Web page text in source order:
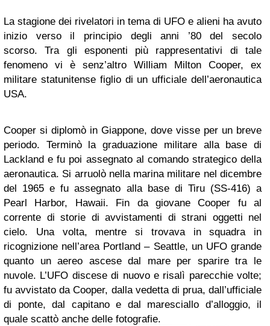
La stagione dei rivelatori in tema di UFO e alieni ha avuto
inizio verso il principio degli anni ’80 del secolo
scorso.Tra gli esponenti più rappresentativi di tale
fenomeno vi è senz’altro William Milton Cooper, ex
militare statunitensefiglio di un ufficiale dell’aeronautica
USA.
Cooper si diplomò in Giappone, dove visse per un breve
periodo. Terminò la graduazione militare alla base di
Lackland e fu poi assegnato al comando strategico della
aeronautica. Si arruolò nella marina militare nel dicembre
del 1965 e fu assegnato alla base di Tiru (SS-416) a
Pearl Harbor, Hawaii. Fin da giovane Cooper fu al
corrente di storie di avvistamenti di strani oggetti nel
cielo. Una volta, mentre si trovava in squadra in
ricognizione nell’area Portland – Seattle, un UFO grande
quanto un aereo ascese dal mare per sparire tra le
nuvole. L’UFO discese di nuovo e risalì parecchie volte;
fu avvistato da Cooper, dalla vedetta di prua, dall’ufficiale
di ponte, dal capitano e dal maresciallo d’alloggio, il
quale scattò anche delle fotografie.